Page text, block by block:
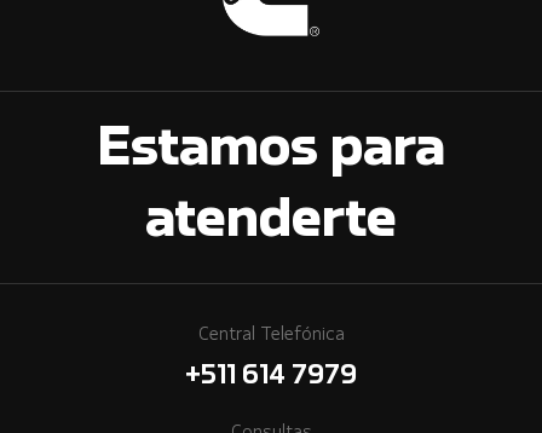
Estamos para
atenderte
Central Telefónica
+511 614 7979